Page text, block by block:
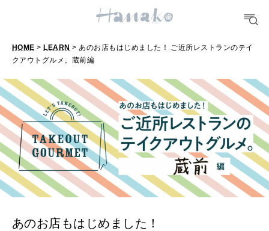
FOOD
TRAVEL
どこ行く？
FORTUNE
明日のわたし
[12星座別] Weekly Holoscope
HEALTH
HOME > LEARN > あのお店もはじめました！ ご近所レストランのテイ
クアウトグルメ。蔵前編
あのお店もはじめました！